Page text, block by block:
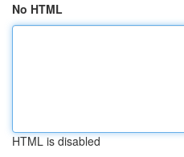
No HTML
HTML is disabled